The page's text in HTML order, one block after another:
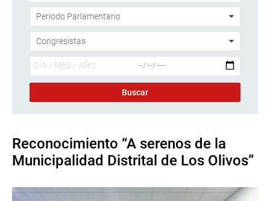
Reconocimiento “A serenos de la
Municipalidad Distrital de Los Olivos”